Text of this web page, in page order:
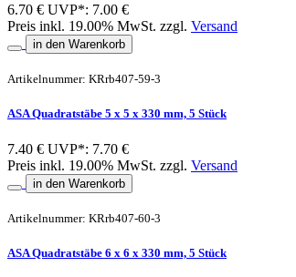
6.70 € UVP*: 7.00 €
Preis inkl. 19.00% MwSt. zzgl. Versand
in den Warenkorb
Artikelnummer: KRrb407-59-3
ASA Quadratstäbe 5 x 5 x 330 mm, 5 Stück
7.40 € UVP*: 7.70 €
Preis inkl. 19.00% MwSt. zzgl. Versand
in den Warenkorb
Artikelnummer: KRrb407-60-3
ASA Quadratstäbe 6 x 6 x 330 mm, 5 Stück